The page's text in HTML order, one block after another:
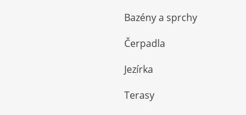
Bazény a sprchy
Čerpadla
Jezírka
Terasy